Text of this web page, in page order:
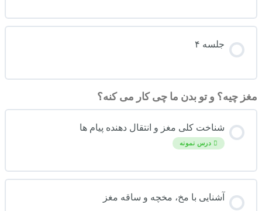
جلسه ۴
مغز چیه؟ و تو بدن ما چی کار می کنه؟
شناخت کلی مغز و انتقال دهنده پیام ها
درس نمونه
آشنایی با مخ، مخچه و ساقه مغز